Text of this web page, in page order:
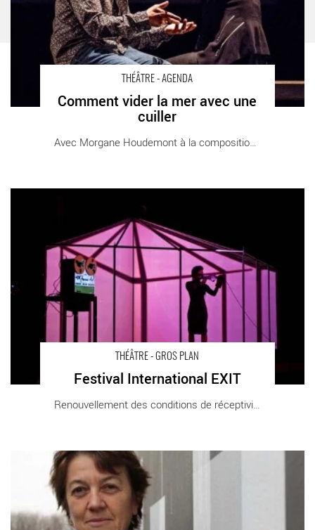
THÉÂTRE - AGENDA
Comment vider la mer avec une
cuiller
Avec Morgane Houdemont à la composition [...]
THÉÂTRE - GROS PLAN
Festival International EXIT
Renouvellement des conditions de réceptivité [...]
Soutenir la liberté de créer - Critique sortie Cirque